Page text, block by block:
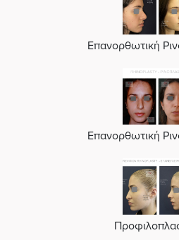
Επανορθωτική
Επανορθωτική